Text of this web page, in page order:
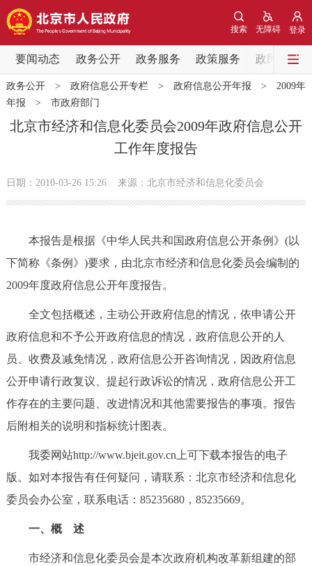
登录
无障碍
搜索
要闻动态 政务公开 政务服务 政策服务 政民互动
要闻动态
党中央精神 国务院信息 中央部委动态
北京要闻 会议信息 部门动态
市领导 机构职能 政策服务
政策兑现 政策解读
决策公开 专题公开
政务服务
个人服务 法人服务 部门服务
中介服务 阳光政务
12345网上接诉即办 我要咨询 我要建议
政务公开> 政府信息公开专栏> 政府信息公开年报 > 2009年
年报 > 市政府部门
北京市经济和信息化委员会2009年政府信息公开
工作年度报告
日期：2010-03-26 15:26 来源：北京市经济和信息化委员会
本报告是根据《中华人民共和国政府信息公开条例》(以
下简称《条例》)要求，由北京市经济和信息化委员会编制的
2009年度政府信息公开年度报告。
全文包括概述，主动公开政府信息的情况，依申请公开
政府信息和不予公开政府信息的情况，政府信息公开的人
员、收费及减免情况，政府信息公开咨询情况，因政府信息
公开申请行政复议、提起行政诉讼的情况，政府信息公开工
作存在的主要问题、改进情况和其他需要报告的事项。报告
后附相关的说明和指标统计图表。
我委网站http://www.bjeit.gov.cn上可下载本报告的电子
版。如对本报告有任何疑问，请联系：北京市经济和信息化
委员会办公室，联系电话：85235680，85235669。
一、概 述
市经济和信息化委员会是本次政府机构改革新组建的部